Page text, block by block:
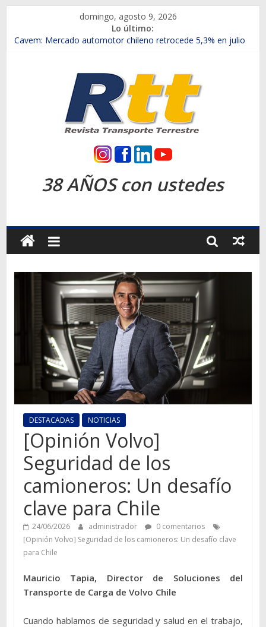
contenido
domingo, agosto 9, 2026
Lo último:
Chile es el primer mercado internacional en lanzar la nueva
Salfa suma vehículos electrificados de Chevrolet en el Biobío
Samex amplía su red con nuevas sucursales en Rancagua y
SINOTRUK Pick-ups presentó la recién estrenada Bolden en
la Expo Compras Públicas 2026
Revista
Transporte
Terrestre
Autos,
información
del
transporte
38 AÑOS con ustedes
DESTACADAS NOTICIAS
[Opinión Volvo]
Seguridad de los
camioneros: Un desafío
clave para Chile
24/06/2026 administrador
0 comentarios
[Opinión Volvo] Seguridad de los camioneros: Un desafío clave
para Chile
Mauricio Tapia, Director de Soluciones del
Transporte de Carga de Volvo Chile
Cuando hablamos de seguridad y salud en el trabajo,